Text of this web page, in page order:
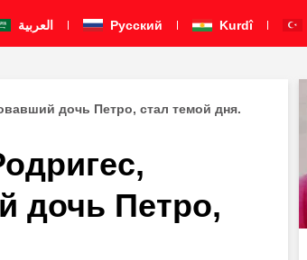
العربية Pусский Kurdî
дочь Петро, стал темой дня.
дочь Петро,